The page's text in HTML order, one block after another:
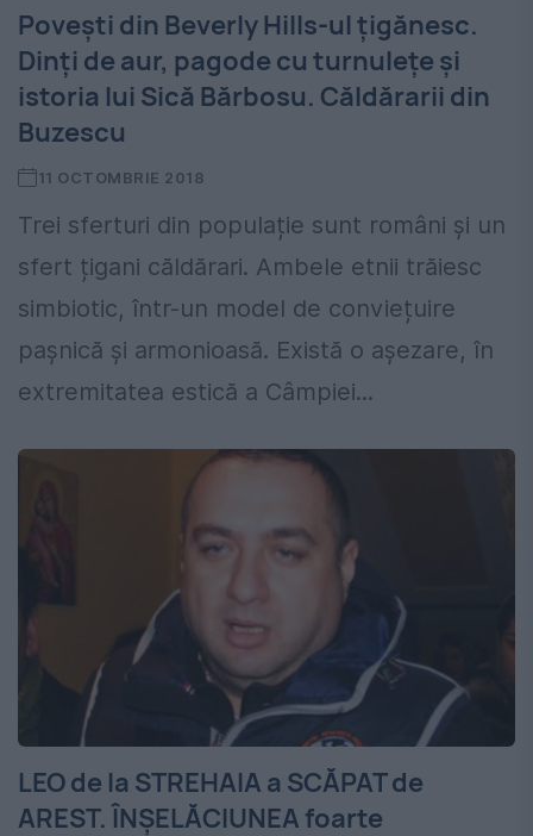
Povești din Beverly Hills-ul țigănesc.
Dinți de aur, pagode cu turnulețe și
istoria lui Sică Bărbosu. Căldărarii din
Buzescu
11 OCTOMBRIE 2018
Trei sferturi din populație sunt români și un
sfert țigani căldărari. Ambele etnii trăiesc
simbiotic, într-un model de conviețuire
pașnică și armonioasă. Există o așezare, în
extremitatea estică a Câmpiei...
LEO de la STREHAIA a SCĂPAT de
AREST. ÎNȘELĂCIUNEA foarte